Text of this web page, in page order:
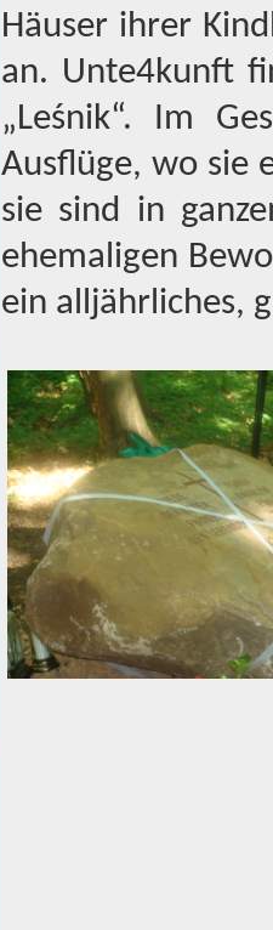
Häuser ihrer
an. Unte4kunft
„Leśnik“. Im
Ausflüge, wo sie
sie sind in
ehemaligen
ein alljährliches,